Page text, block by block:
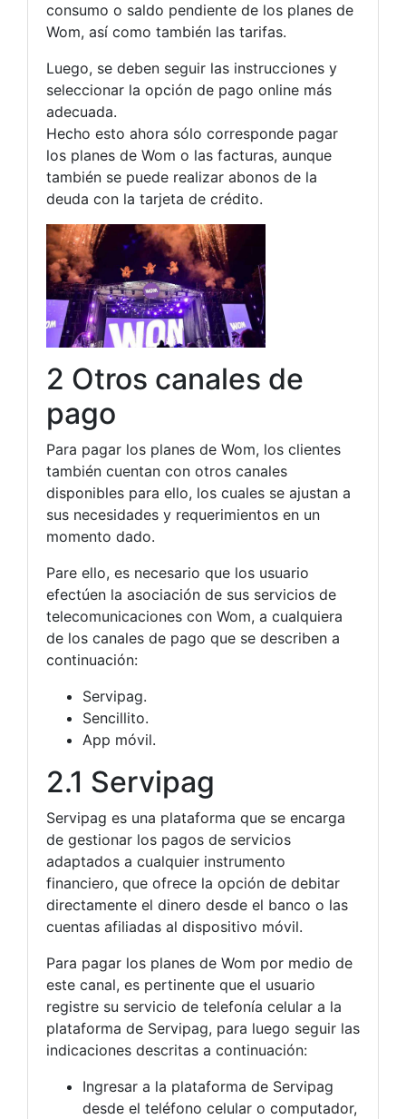
consumo o saldo pendiente de los planes de
Wom, así como también las tarifas.
Luego, se deben seguir las instrucciones y
seleccionar la opción de pago online más
adecuada.
Hecho esto ahora sólo corresponde pagar
los planes de Wom o las facturas, aunque
también se puede realizar abonos de la
deuda con la tarjeta de crédito.
2 Otros canales de
pago
Para pagar los planes de Wom, los clientes
también cuentan con otros canales
disponibles para ello, los cuales se ajustan a
sus necesidades y requerimientos en un
momento dado.
Pare ello, es necesario que los usuario
efectúen la asociación de sus servicios de
telecomunicaciones con Wom, a cualquiera
de los canales de pago que se describen a
continuación:
Servipag.
Sencillito.
App móvil.
2.1 Servipag
Servipag es una plataforma que se encarga
de gestionar los pagos de servicios
adaptados a cualquier instrumento
financiero, que ofrece la opción de debitar
directamente el dinero desde el banco o las
cuentas afiliadas al dispositivo móvil.
Para pagar los planes de Wom por medio de
este canal, es pertinente que el usuario
registre su servicio de telefonía celular a la
plataforma de Servipag, para luego seguir las
indicaciones descritas a continuación:
Ingresar a la plataforma de Servipag
desde el teléfono celular o computador,